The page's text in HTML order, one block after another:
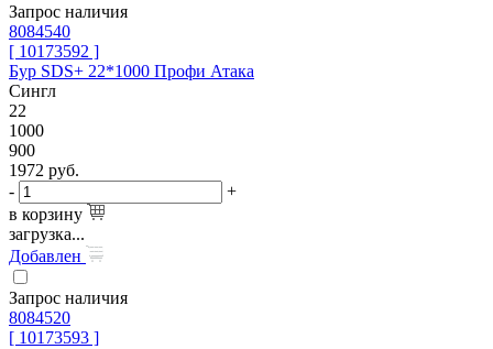
Запрос наличия
8084540
[ 10173592 ]
Бур SDS+ 22*1000 Профи Атака
Сингл
22
1000
900
1972 руб.
-
+
в корзину
загрузка...
Добавлен
Запрос наличия
8084520
[ 10173593 ]